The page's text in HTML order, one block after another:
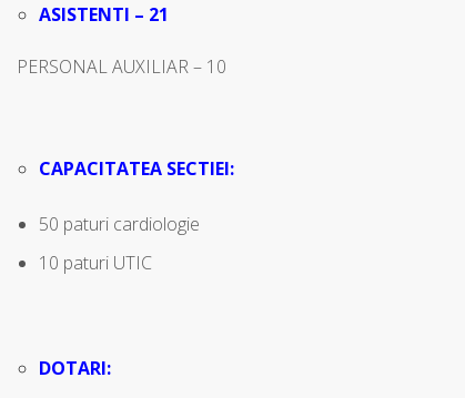
ASISTENTI – 21
PERSONAL AUXILIAR – 10
CAPACITATEA SECTIEI:
50 paturi cardiologie
10 paturi UTIC
DOTARI: